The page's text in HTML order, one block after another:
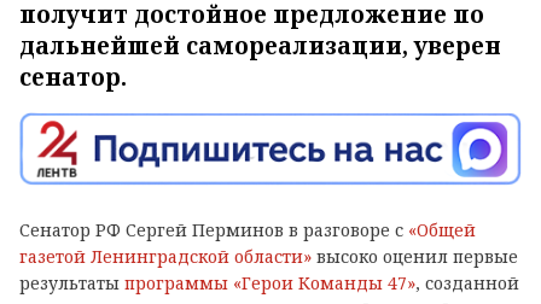
получит достойное предложение по
дальнейшей самореализации, уверен
сенатор.
Сенатор РФ Сергей Перминов в разговоре с «Общей
газетой Ленинградской области» высоко оценил первые
результаты программы «Герои Команды 47», созданной